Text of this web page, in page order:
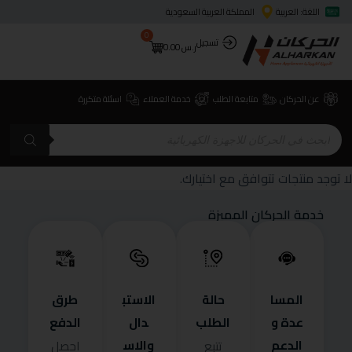
اللغة: العربية
المملكة العربية السعودية
تسجيلر.س0.00
0
عن الحركان متابعة الطلب خدمة العملاء اسئلة متكررة
لا توجد منتجات تتوافق مع اختيارك.
خدمة الحركان المميزة
المسا
عدة و
الدعم
حالة
الطلب
تتبع
الاستب
دال
والاس
طرق
الدفع
احصل